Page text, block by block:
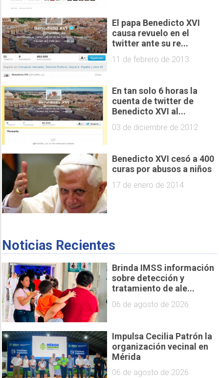
El papa Benedicto XVI
causa revuelo en el
twitter ante su re...
11 de febrero de 2013
En tan solo 6 horas la
cuenta de twitter de
Benedicto XVI al...
03 de diciembre de 2012
Benedicto XVI cesó a 400
curas por abusos a niños
17 de enero de 2014
Noticias Recientes
Brinda IMSS información
sobre detección y
tratamiento de ale...
06 de agosto de 2026
Impulsa Cecilia Patrón la
organización vecinal en
Mérida
06 de agosto de 2026